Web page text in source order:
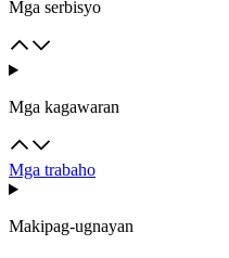
Mga serbisyo
Mga kagawaran
Mga trabaho
Makipag-ugnayan